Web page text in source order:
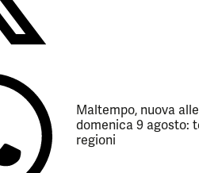
Maltempo, nuova
domenica 9 agosto:
regioni